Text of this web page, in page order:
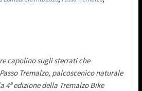
capolino sugli sterrati che
Tremalzo, palcoscenico naturale
4ª edizione della Tremalzo Bike